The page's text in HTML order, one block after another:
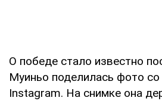
О победе стало известно
Муиньо поделилась фото со
Instagram. На снимке она